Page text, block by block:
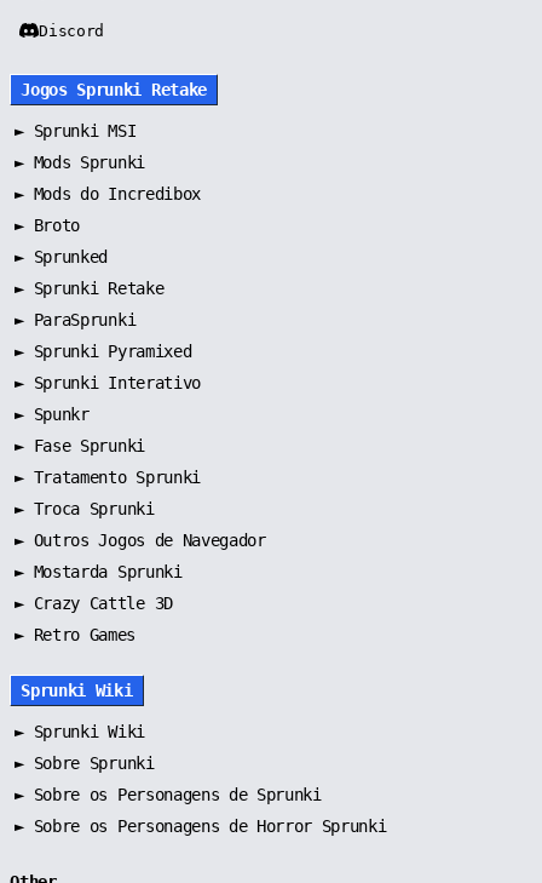
Discord
Jogos Sprunki Retake
► Sprunki MSI
► Mods Sprunki
► Mods do Incredibox
► Broto
► Sprunked
► Sprunki Retake
► ParaSprunki
► Sprunki Pyramixed
► Sprunki Interativo
► Spunkr
► Fase Sprunki
► Tratamento Sprunki
► Troca Sprunki
► Outros Jogos de Navegador
► Mostarda Sprunki
► Crazy Cattle 3D
► Retro Games
Sprunki Wiki
► Sprunki Wiki
► Sobre Sprunki
► Sobre os Personagens de Sprunki
► Sobre os Personagens de Horror Sprunki